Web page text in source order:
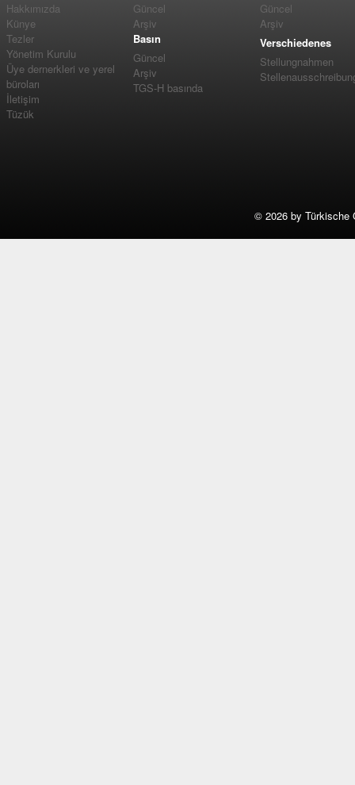
Hakkımızda
Künye
Tezler
Yönetim Kurulu
Üye dernerkleri ve yerel
büroları
İletişim
Tüzük
Güncel
Arşiv
Basın
Güncel
Arşiv
TGS-H basında
Güncel
Arşiv
Verschiedenes
Stellungnahmen
© 2026 by Türkische